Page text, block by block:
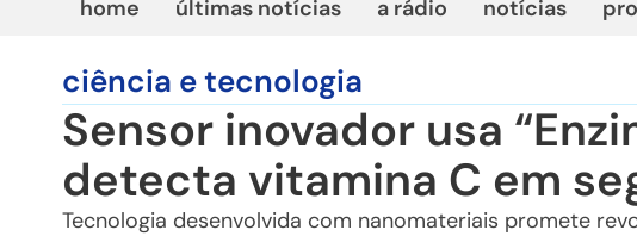
home últimas notícias a rádio notícias
ciência e tecnologia
Sensor inovador usa
detecta vitamina C em
Tecnologia desenvolvida com nanomateriais promete